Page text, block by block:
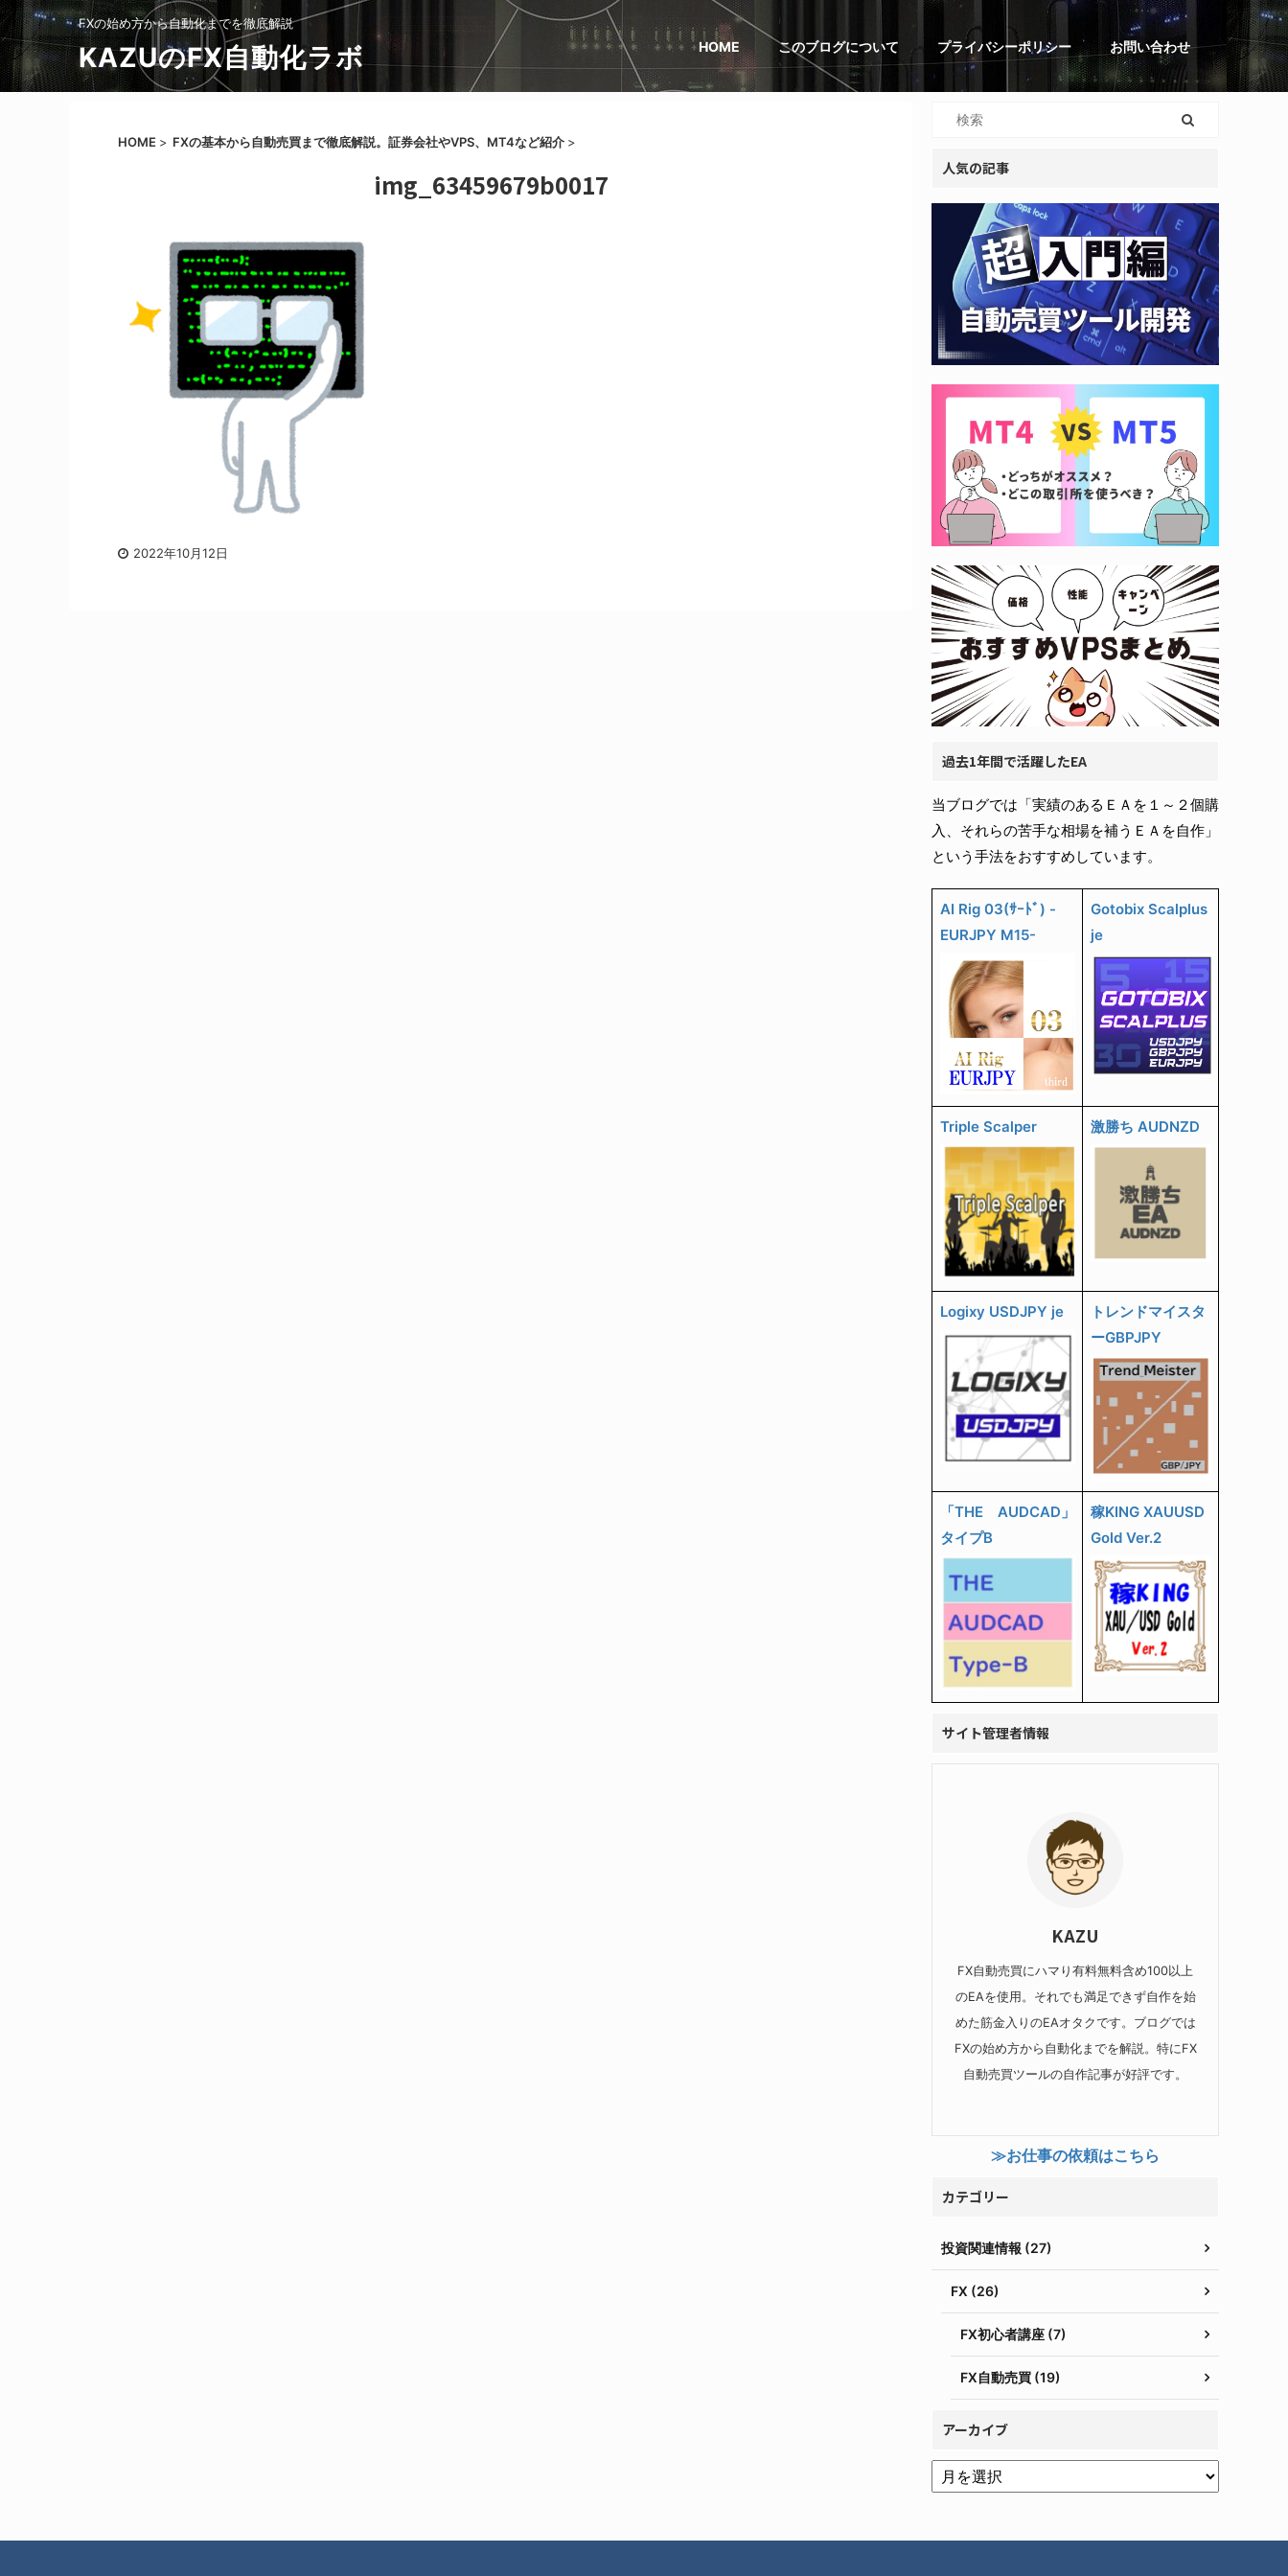
FXの始め方から自動化までを徹底解説
KAZUのFX自動化ラボ HOME このブログについて プライバシーポリシー お問い合わせ
HOME > FXの基本から自動売買まで徹底解説。証券会社やVPS、MT4など紹介 >
img_63459679b0017
2022年10月12日
人気の記事
過去1年間で活躍したEA
当ブログでは「実績のあるＥＡを１～２個購
入、それらの苦手な相場を補うＥＡを自作」
という手法をおすすめしています。
AI Rig 03(ｻｰﾄﾞ) -
EURJPY M15-
Gotobix Scalplus
je
Triple Scalper 激勝ち AUDNZD
Logixy USDJPY je
トレンドマイスタ
ーGBPJPY
「THE AUDCAD」
タイプB
稼KING XAUUSD
Gold Ver.2
サイト管理者情報
KAZU
FX自動売買にハマり有料無料含め100以上
のEAを使用。それでも満足できず自作を始
めた筋金入りのEAオタクです。ブログでは
FXの始め方から自動化までを解説。特にFX
自動売買ツールの自作記事が好評です。
≫お仕事の依頼はこちら
カテゴリー
投資関連情報 (27)
FX (26)
FX初心者講座 (7)
FX自動売買 (19)
アーカイブ